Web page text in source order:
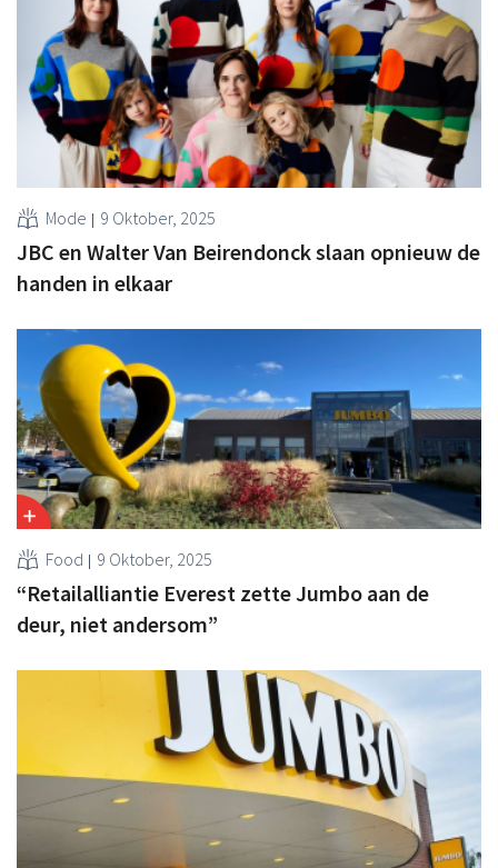
Mode 9 Oktober, 2025
JBC en Walter Van Beirendonck slaan opnieuw de
handen in elkaar
Food 9 Oktober, 2025
“Retailalliantie Everest zette Jumbo aan de
deur, niet andersom”